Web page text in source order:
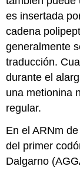
es insertada
cadena
generalmente
traducción.
durante el
una metionina
regular.
En el ARNm
del primer
Dalgarno